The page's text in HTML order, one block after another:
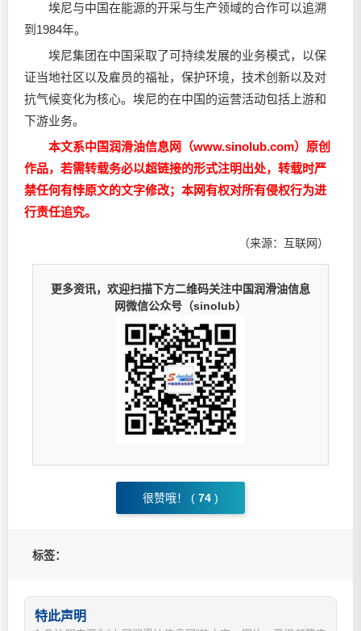
埃尼与中国在能源的开采与生产领域的合作可以追溯
到1984年。
埃尼集团在中国采取了可持续发展的业务模式，以保
证当地社区以及雇员的福祉，保护环境，技术创新以及对
抗气候变化为核心。埃尼的在中国的运营活动包括上游和
下游业务。
本文系中国润滑油信息网（www.sinolub.com）原创
作品，若需转载务必以超链接的形式注明出处，转载时严
禁任何有悖原文的文字修改；本网有权对所有侵权行为进
行责任追究。
（来源：互联网）
更多资讯，欢迎扫描下方二维码关注中国润滑油信息
网微信公众号（sinolub）
很赞哦！ ( 74 )
标签：
特此声明